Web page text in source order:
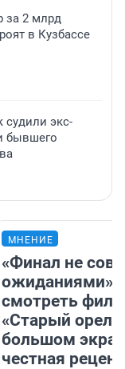
за 2 млрд
в Кузбассе
судили экс-
бывшего
МНЕНИЕ
«Финал не
ожиданиями»:
смотреть
«Старый орел»
большом
честная